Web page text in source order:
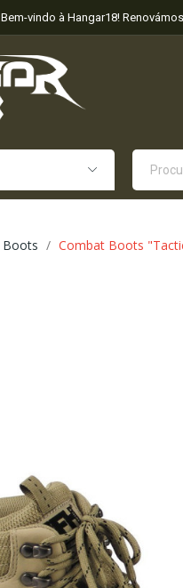
Bem-vindo à Hangar18!
Boots Combat Boots